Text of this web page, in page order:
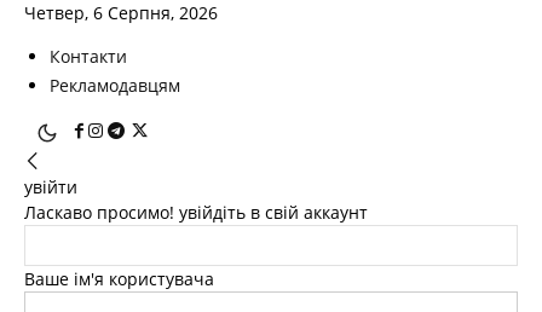
Четвер, 6 Серпня, 2026
Контакти
Рекламодавцям
увійти
Ласкаво просимо! увійдіть в свій аккаунт
Ваше ім'я користувача